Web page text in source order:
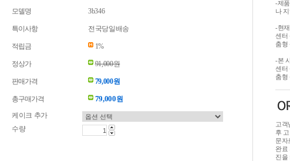
모델명 3b346
특이사항 전국당일배송
적립금 1%
정상가 91,000원
판매가격 79,000원
총구매가격 79,000원
케이크 추가
수량
-제
나
-현
센터
춤형
-본
센터
춤형
고객
후
문자
완료
진을